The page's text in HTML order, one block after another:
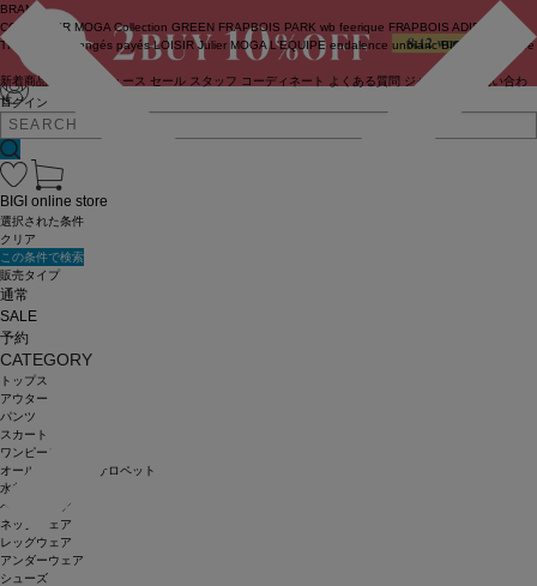
ログイン
BRAND
COUTURIER MOGA Collection GREEN FRAPBOIS PARK wb feerique FRAPBOIS ADIEU
TRISTESSE
congés payés LOISIR Julier MOGA L'EQUIPE endalence unbilanc BIGI online store
新着商品 ニュース セール スタッフ コーディネート よくある質問 ジャーナル
お問い合わ
せ
BIGI online store
選択された条件
クリア
この条件で検索
販売タイプ
通常
SALE
予約
CATEGORY
トップス
アウター
パンツ
スカート
ワンピース
オールインワン・サロペット
水着
ヘッドウェア
ネックウェア
レッグウェア
アンダーウェア
シューズ